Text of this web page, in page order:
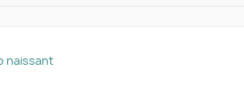
naissant